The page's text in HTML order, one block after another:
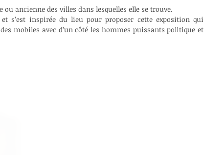
ou ancienne des villes dans lesquelles elle se trouve.
s’est inspirée du lieu pour proposer cette exposition qui
des mobiles avec d’un côté les hommes puissants politique et